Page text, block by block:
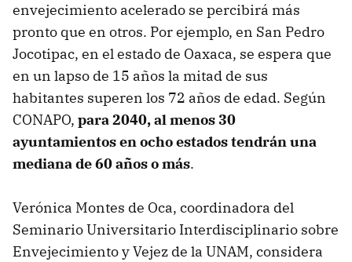
envejecimiento acelerado se percibirá más
pronto que en otros. Por ejemplo, en San Pedro
Jocotipac, en el estado de Oaxaca, se espera que
en un lapso de 15 años la mitad de sus
habitantes superen los 72 años de edad. Según
CONAPO, para 2040, al menos 30
ayuntamientos en ocho estados tendrán una
mediana de 60 años o más.
Verónica Montes de Oca, coordinadora del
Seminario Universitario Interdisciplinario sobre
Envejecimiento y Vejez de la UNAM, considera